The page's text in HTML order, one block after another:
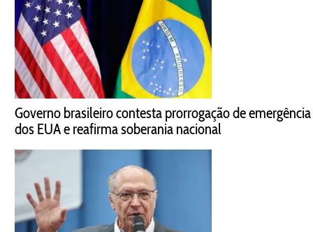
Governo brasileiro contesta prorrogação de emergência
dos EUA e reafirma soberania nacional